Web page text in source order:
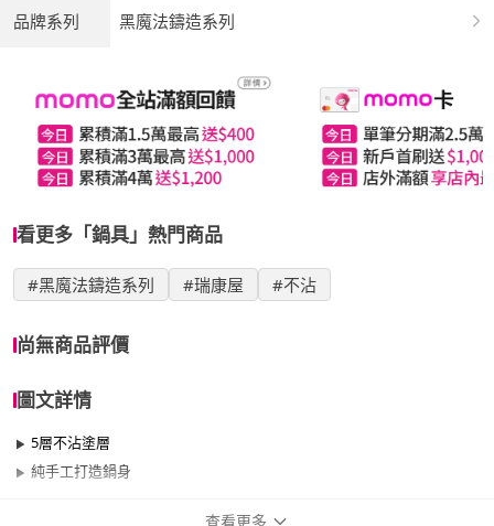
品牌系列 黑魔法鑄造系列
看更多「鍋具」熱門商品
#黑魔法鑄造系列 #瑞康屋 #不沾
尚無商品評價
圖文詳情
5層不沾塗層
純手工打造鍋身
查看更多